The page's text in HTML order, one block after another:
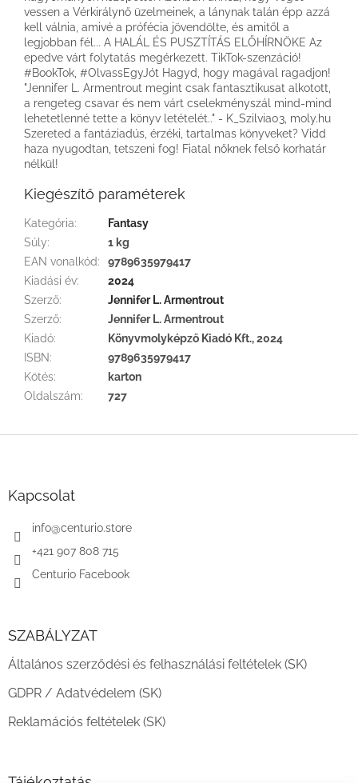
vessen a Vérkirálynő üzelmeinek, a lánynak talán épp azzá
kell válnia, amivé a prófécia jövendölte, és amitől a
legjobban fél... A HALÁL ÉS PUSZTÍTÁS ELŐHÍRNÖKE Az
epedve várt folytatás megérkezett. TikTok-szenzáció!
#BookTok, #OlvassEgyJót Hagyd, hogy magával ragadjon!
"Jennifer L. Armentrout megint csak fantasztikusat alkotott,
a rengeteg csavar és nem várt cselekményszál mind-mind
lehetetlenné tette a könyv letételét.." - K_Szilvia03, moly.hu
Szereted a fantáziadús, érzéki, tartalmas könyveket? Vidd
haza nyugodtan, tetszeni fog! Fiatal nőknek felső korhatár
nélkül!
Kiegészítő paraméterek
Kategória:
Fantasy
Súly:
1 kg
EAN vonalkód:
9789635979417
Kiadási év:
2024
Szerző:
Jennifer L. Armentrout
Szerző:
Jennifer L. Armentrout
Kiadó:
Könyvmolyképző Kiadó Kft., 2024
ISBN:
9789635979417
Kötés:
karton
Oldalszám: 727
Kapcsolat
info@centurio.store
+421 907 808 715
Centurio Facebook
SZABÁLYZAT
Általános szerződési és felhasználási feltételek (SK)
GDPR / Adatvédelem (SK)
Reklamációs feltételek (SK)